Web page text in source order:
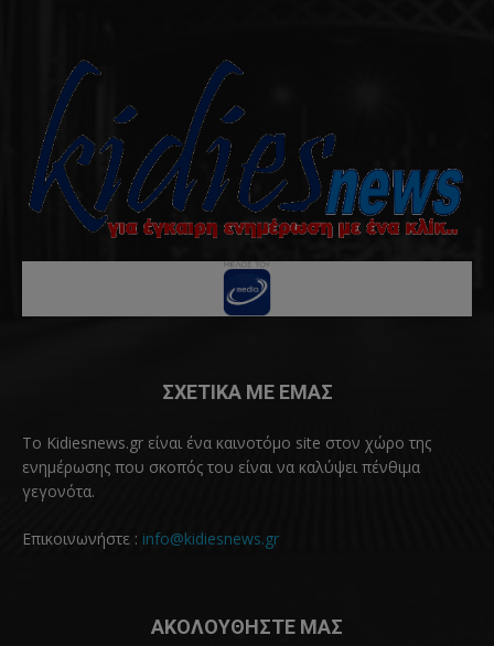
ΣΧΕΤΙΚΑ ΜΕ ΕΜΑΣ
Το Kidiesnews.gr είναι ένα καινοτόμο site στον χώρο της
ενημέρωσης που σκοπός του είναι να καλύψει πένθιμα
γεγονότα.
Επικοινωνήστε : info@kidiesnews.gr
ΑΚΟΛΟΥΘΗΣΤΕ ΜΑΣ